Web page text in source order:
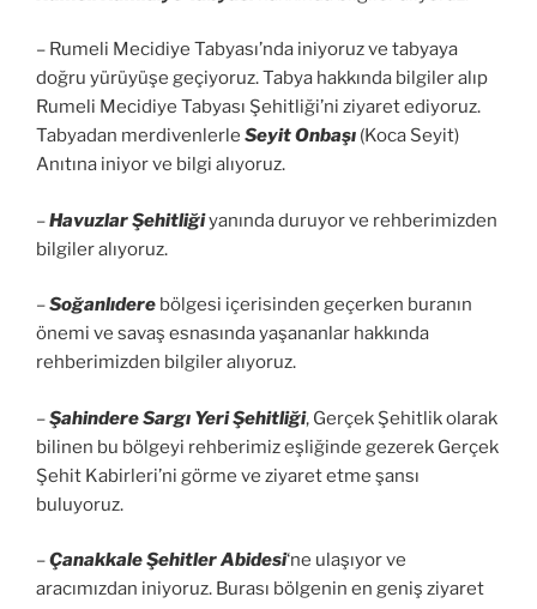
– Rumeli Mecidiye Tabyası’nda iniyoruz ve tabyaya
doğru yürüyüşe geçiyoruz. Tabya hakkında bilgiler alıp
Rumeli Mecidiye Tabyası Şehitliği’ni ziyaret ediyoruz.
Tabyadan merdivenlerle Seyit Onbaşı (Koca Seyit)
Anıtına iniyor ve bilgi alıyoruz.
–Havuzlar Şehitliğiyanında duruyor ve rehberimizden
bilgiler alıyoruz.
–Soğanlıdere bölgesi içerisinden geçerken buranın
önemi ve savaş esnasında yaşananlar hakkında
rehberimizden bilgiler alıyoruz.
–Şahindere Sargı Yeri Şehitliği, Gerçek Şehitlik olarak
bilinen bu bölgeyi rehberimiz eşliğinde gezerek Gerçek
Şehit Kabirleri’ni görme ve ziyaret etme şansı
buluyoruz.
–Çanakkale Şehitler Abidesi‘ne ulaşıyor ve
aracımızdan iniyoruz. Burası bölgenin en geniş ziyaret